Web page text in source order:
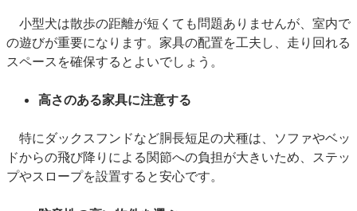
小型犬は散歩の距離が短くても問題ありませんが、室内で
の遊びが重要になります。家具の配置を工夫し、走り回れる
スペースを確保するとよいでしょう。
高さのある家具に注意する
特にダックスフンドなど胴長短足の犬種は、ソファやベッ
ドからの飛び降りによる関節への負担が大きいため、ステッ
プやスロープを設置すると安心です。